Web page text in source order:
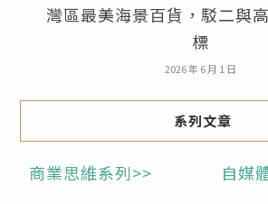
灣區最美海景百貨，駁二與
標
2026 年 6 月 1 日
系列文章
商業思維系列>>
自媒